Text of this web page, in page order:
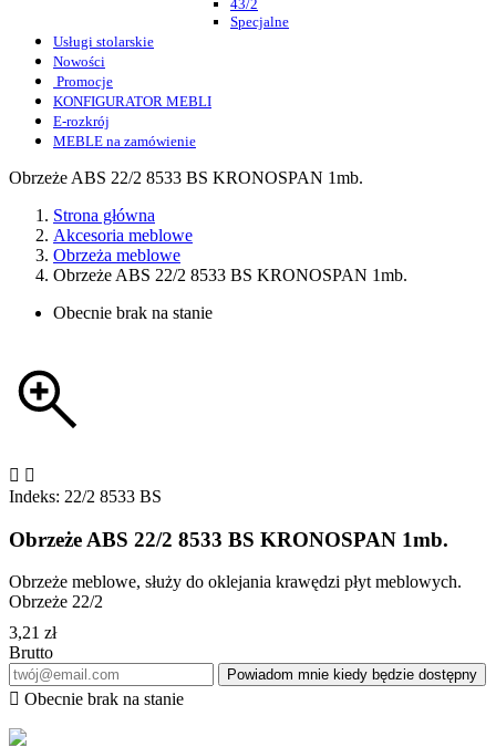
43/2
Specjalne
Usługi stolarskie
Nowości
Promocje
KONFIGURATOR MEBLI
E-rozkrój
MEBLE na zamówienie
Obrzeże ABS 22/2 8533 BS KRONOSPAN 1mb.
Strona główna
Akcesoria meblowe
Obrzeża meblowe
Obrzeże ABS 22/2 8533 BS KRONOSPAN 1mb.
Obecnie brak na stanie
 
Indeks: 22/2 8533 BS
Obrzeże ABS 22/2 8533 BS KRONOSPAN 1mb.
Obrzeże meblowe, służy do oklejania krawędzi płyt meblowych.
Obrzeże 22/2
3,21 zł
Brutto
Powiadom mnie kiedy będzie dostępny
 Obecnie brak na stanie